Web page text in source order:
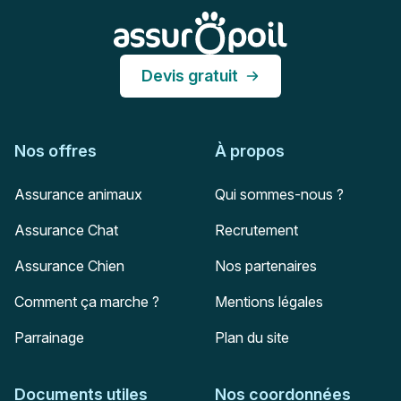
Devis gratuit
Nos offres
Assurance animaux
Assurance Chat
Assurance Chien
Comment ça marche ?
Parrainage
À propos
Qui sommes-nous ?
Recrutement
Nos partenaires
Mentions légales
Plan du site
Documents utiles Nos coordonnées